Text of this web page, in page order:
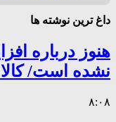
داغ ترین نوشته ها
هنوز درباره
نشده است/
۸:۰۸